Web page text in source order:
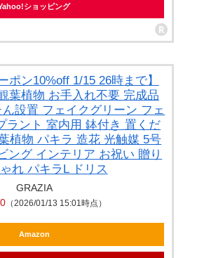
ショッピング
ポン10%off 1/15 26時まで】
葉植物 お手入れ不要 完成品
ん設置 フェイクグリーン フェ
ラント 室内用 鉢付き 置くだ
植物 パキラ 造花 光触媒 5号
ング インテリア お祝い 贈り
れ パキラL ドリス
GRAZIA
（2026/01/13 15:01時点）
Amazon